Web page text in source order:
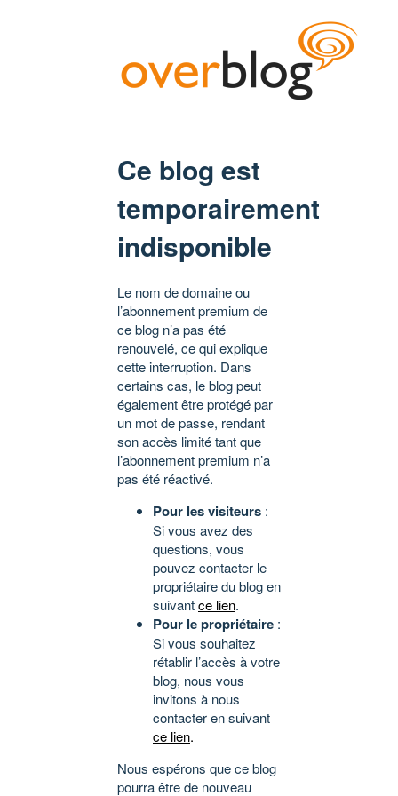
Ce blog est
temporairement
indisponible
Le nom de domaine ou
l’abonnement premium de
ce blog n’a pas été
renouvelé, ce qui explique
cette interruption. Dans
certains cas, le blog peut
également être protégé par
un mot de passe, rendant
son accès limité tant que
l’abonnement premium n’a
pas été réactivé.
Pour les visiteurs :
Si vous avez des
questions, vous
pouvez contacter le
propriétaire du blog en
suivantce lien.
Pour le propriétaire :
Si vous souhaitez
rétablir l’accès à votre
blog, nous vous
invitons à nous
contacter en suivant
ce lien.
Nous espérons que ce blog
pourra être de nouveau